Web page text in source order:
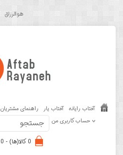
هوالرزاق
آفتاب رایانه آفتاب یار راهنمای مشتریان
حساب کاربری من
0 کالا(ها) - 0 تومان